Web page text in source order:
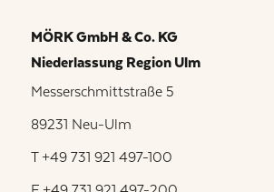
MÖRK GmbH & Co. KG
Niederlassung Region Ulm
Messerschmittstraße 5
89231 Neu-Ulm
T +49 731 921 497-100